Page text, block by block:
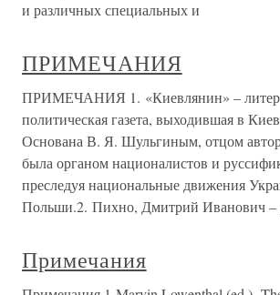
и различных специальных и
ПРИМЕЧАНИЯ
ПРИМЕЧАНИЯ 1. «Киевлянин» –
политическая газета, выходившая в
Основана В. Я. Шульгиным, отцом
была органом националистов и
преследуя национальные движения
Польши.2. Пихно, Дмитрий Иванович –
Примечания